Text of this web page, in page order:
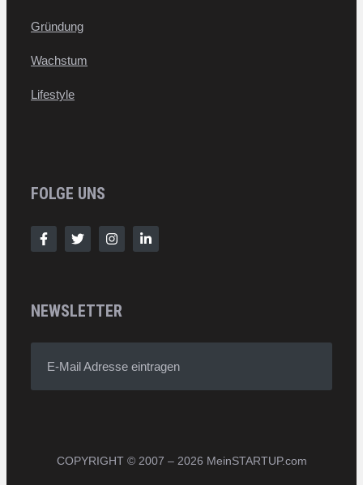
Gründung
Wachstum
Lifestyle
FOLGE UNS
NEWSLETTER
E-Mail Adresse eintragen
COPYRIGHT © 2007 – 2026 MeinSTARTUP.com